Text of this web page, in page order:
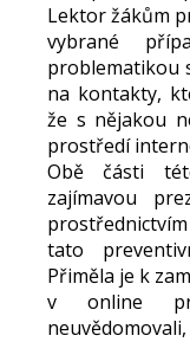
Lektor žákům
vybrané
problematikou
na kontakty,
že s nějakou
prostředí
Obě části
zajímavou
tato
Přiměla je k
v online